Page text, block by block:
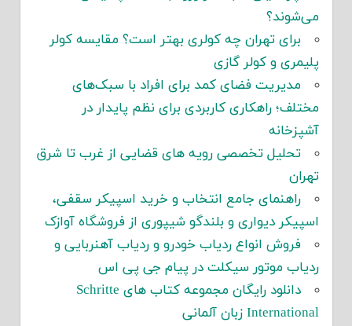
می‌شوند؟
برای تهران چه کولری بهتر است؟ مقایسه کولر
پلیمری و کولر گازی
مدیریت فضای کمد برای افراد با سبک‌های
مختلف؛ راهکاری کاربردی برای نظم پایدار در
آشپزخانه
تحلیل تخصصی رویه های قضایی از غرب تا شرق
تهران
راهنمای جامع انتخاب و خرید اسپیکر سقفی،
اسپیکر دیواری و بلندگو شیپوری از فروشگاه آوازک
فروش انواع ردیاب خودرو و ردیاب آهنربایی و
ردیاب موتور سیکلت در پیام جی پی اس
دانلود رایگان مجموعه کتاب های Schritte
International زبان آلمانی